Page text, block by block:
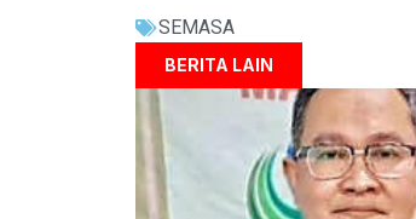
SEMASA
BERITA LAIN